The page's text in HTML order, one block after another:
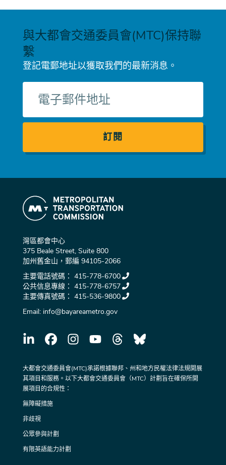
與大都會交通委員會(MTC)保持聯
繫
登記電郵地址以獲取我們的最新消息。
郵
件
灣區都會中心
375 Beale Street, Suite 800
加州舊金山，郵編 94105-2066
主要電話號碼： 415-778-6700
公共信息專線： 415-778-6757
主要傳真號碼： 415-536-9800
Email: info@bayareametro.gov
大都會交通委員會(MTC)承諾根據聯邦、州和地方民權法律法規開展
其項目和服務。以下大都會交通委員會（MTC）計劃旨在確保所開
展項目的合規性：
無障礙措施
非歧視
公眾參與計劃
有限英語能力計劃